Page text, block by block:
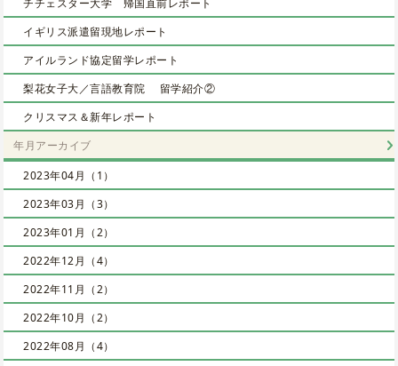
イギリス派遣留現地レポート
アイルランド協定留学レポート
梨花女子大／言語教育院 留学紹介②
クリスマス＆新年レポート
年月アーカイブ
2023年04月（1）
2023年03月（3）
2023年01月（2）
2022年12月（4）
2022年11月（2）
2022年10月（2）
2022年08月（4）